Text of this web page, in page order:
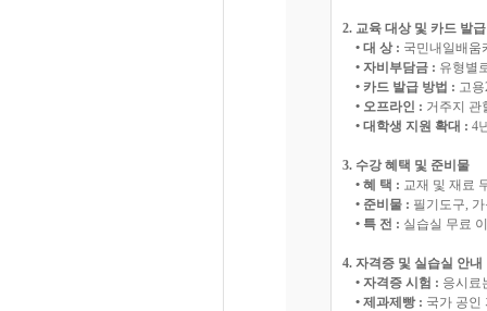
2. 교육 대상 및 카드 발급
• 대 상 : 국민내일배움
• 자비부담금 : 유형별
• 카드 발급 방법 : 고
• 오프라인 : 거주지 관
• 대학생 지원 확대 : 4
3. 수강 혜택 및 준비물
• 혜 택 : 교재 및 재료
• 준비물 : 필기도구,
• 특 전 : 실습실 무료
4. 자격증 및 실습실 안내
• 자격증 시험 : 응시료
• 제과제빵 : 국가 공인